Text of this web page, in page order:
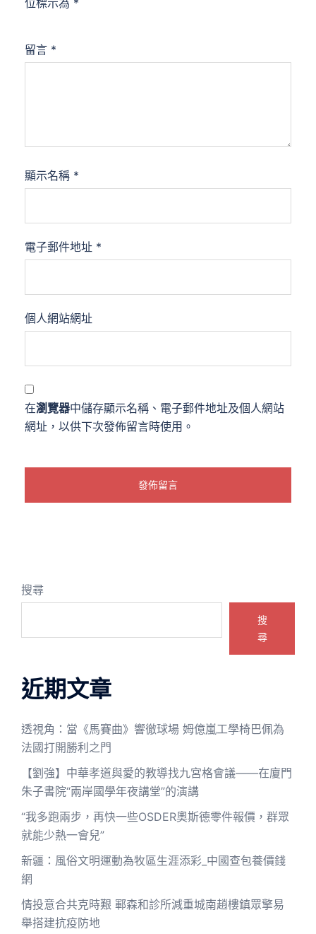
位標示為 *
留言 *
顯示名稱 *
電子郵件地址 *
個人網站網址
在瀏覽器中儲存顯示名稱、電子郵件地址及個人網站
網址，以供下次發佈留言時使用。
搜尋
搜
尋
近期文章
透視角：當《馬賽曲》響徹球場 姆億嵐工學椅巴佩為
法國打開勝利之門
【劉強】中華孝道與愛的教導找九宮格會議——在廈門
朱子書院“兩岸國學年夜講堂”的演講
“我多跑兩步，再快一些OSDER奧斯德零件報價，群眾
就能少熱一會兒”
新疆：風俗文明運動為牧區生涯添彩_中國查包養價錢
網
情投意合共克時艱 鄆森和診所減重城南趙樓鎮眾擎易
舉搭建抗疫防地